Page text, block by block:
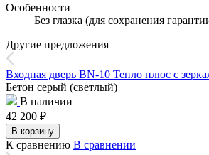
Особенности
Без глазка (для сохранения
Другие предложения
Входная дверь BN-10 Тепло плюс с
Бетон серый (светлый)
В наличии
42 200 ₽
В корзину
К сравнению В сравнении